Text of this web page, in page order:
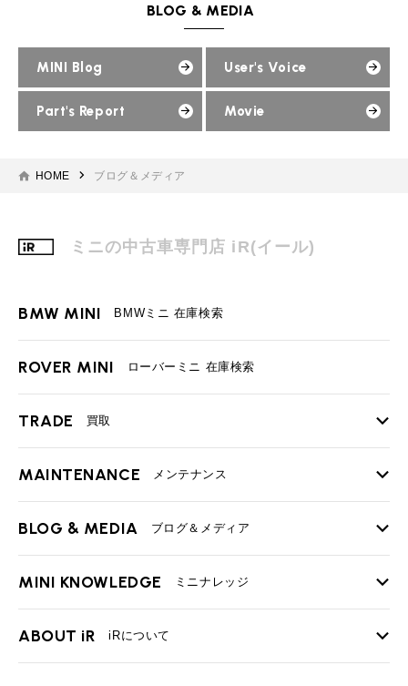
BLOG & MEDIA
MINI Blog User's Voice
Part's Report Movie
HOME ブログ＆メディア
ミニの中古車専門店 iR(イール)
BMW MINI BMWミニ 在庫検索
ROVER MINI ローバーミニ 在庫検索
TRADE 買取
TOP
必要書類
MAINTENANCE メンテナンス
TOP
最近の修理実績
BLOG & MEDIA ブログ＆メディア
TOP
User's Voice 購入者様の声
MINI KNOWLEDGE ミニナレッジ
TOP
ABOUT iR iRについて